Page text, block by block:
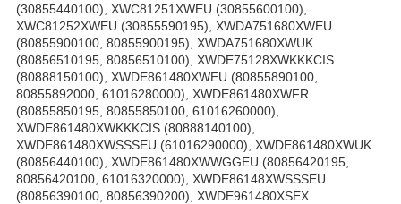
(30855440100), XWC81251XWEU (30855600100),
XWC81252XWEU (30855590195), XWDA751680XWEU
(80855900100, 80855900195), XWDA751680XWUK
(80856510195, 80856510100), XWDE75128XWKKKCIS
(80888150100), XWDE861480XWEU (80855890100,
80855892000, 61016280000), XWDE861480XWFR
(80855850195, 80855850100, 61016260000),
XWDE861480XWKKKCIS (80888140100),
XWDE861480XWSSSEU (61016290000), XWDE861480XWUK
(80856440100), XWDE861480XWWGGEU (80856420195,
80856420100, 61016320000), XWDE86148XWSSSEU
(80856390100, 80856390200), XWDE961480XSEX